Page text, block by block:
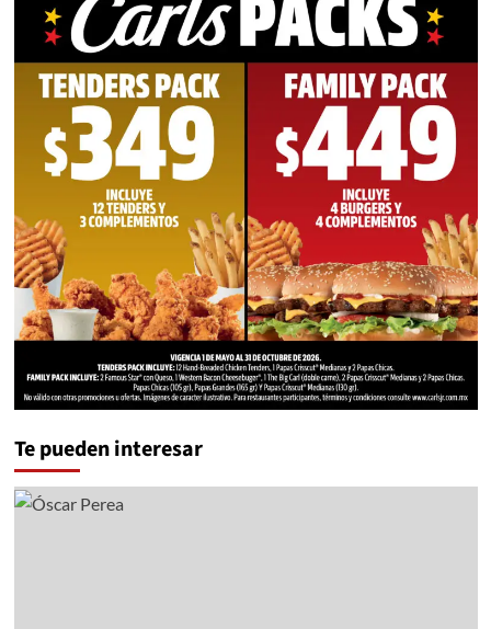
Te pueden interesar